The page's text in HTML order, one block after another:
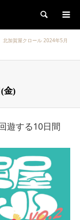
検索
北加賀屋クロール 2024年5月
金)
遊する10日間